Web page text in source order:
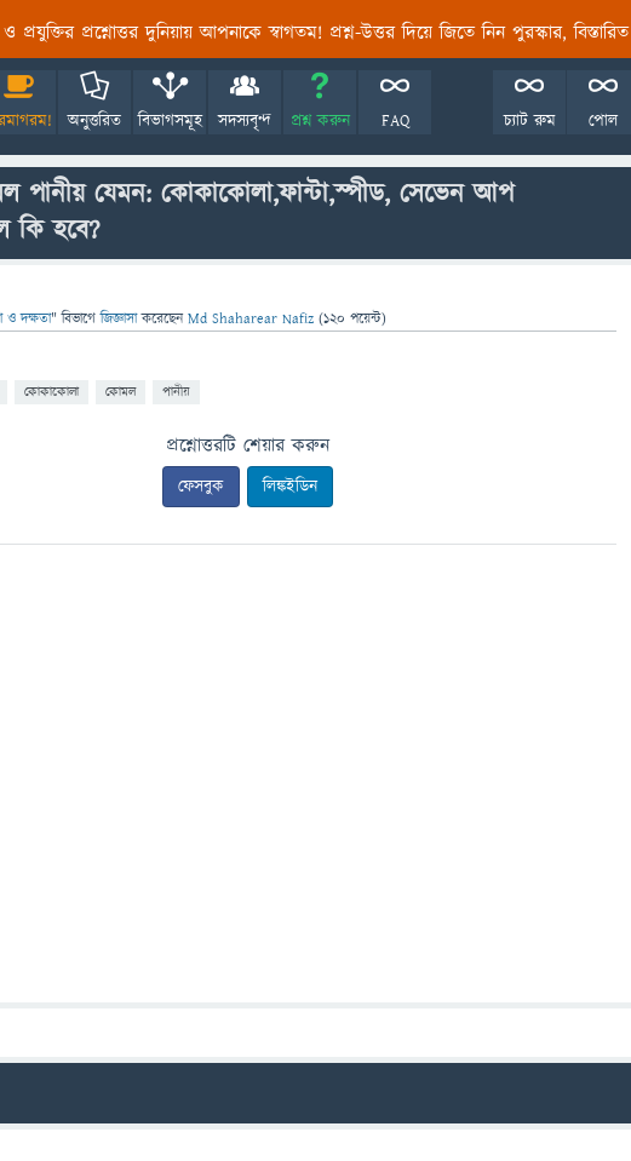
ও প্রযুক্তির প্রশ্নোত্তর দুনিয়ায় আপনাকে স্বাগতম! প্রশ্ন-উত্তর দিয়ে জিতে নিন পুরস্কার, বিস্তারিত
অনুত্তরিত বিভাগসমূহ সদস্যবৃন্দ প্রশ্ন করুন FAQ পোল
চ্যাট রুম
পানীয় যেমন: কোকাকোলা,ফান্টা,স্পীড, সেভেন আপ
কি হবে?
ও দক্ষতা" বিভাগে জিজ্ঞাসাকরেছেনMd Shaharear Nafiz (120 পয়েন্ট)
কোকাকোলা কোমল পানীয়
প্রশ্নোত্তরটি শেয়ার করুন
ফেসবুক লিঙ্কইডিন